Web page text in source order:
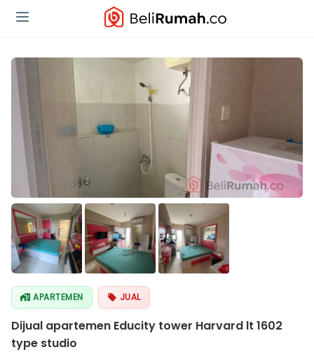
APARTEMEN JUAL
Dijual apartemen Educity tower Harvard lt 1602
type studio